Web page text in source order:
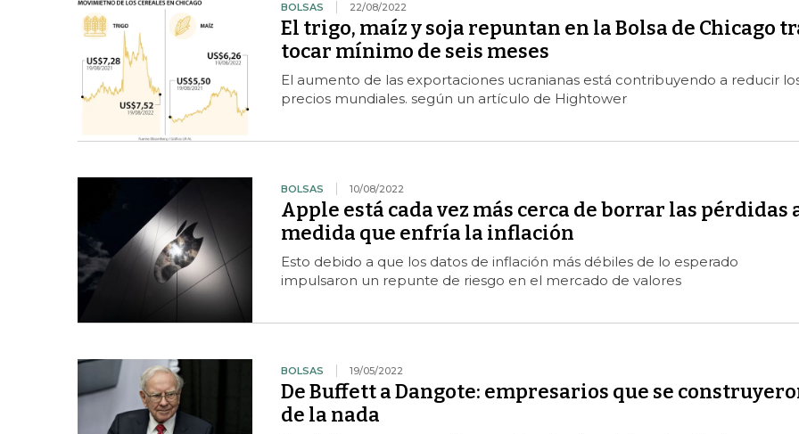
BOLSAS 22/08/2022
El trigo, maíz y soja repuntan en la Bolsa de Chicago
tocar mínimo de seis meses
El aumento de las exportaciones ucranianas está contribuyendo a reducir
precios mundiales. según un artículo de Hightower
BOLSAS 10/08/2022
Apple está cada vez más cerca de borrar las pérdidas
medida que enfría la inflación
Esto debido a que los datos de inflación más débiles de lo esperado
impulsaron un repunte de riesgo en el mercado de valores
BOLSAS 19/05/2022
De Buffett a Dangote: empresarios que se
de la nada